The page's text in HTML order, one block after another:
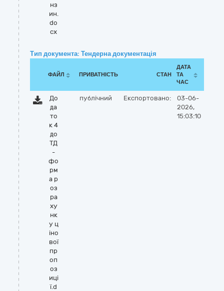
нз
ин.
do
cx
Тип документа: Тендерна документація
ФАЙЛ ПРИВАТНІСТЬ СТАН
ДАТА
ТА
ЧАС
До
да
то
к 4
до
ТД
-
фо
рм
а р
оз
ра
ху
нк
у ц
іно
вої
пр
оп
оз
иці
ї.d
публічний Експортовано:
03-06-
2026,
15:03:10